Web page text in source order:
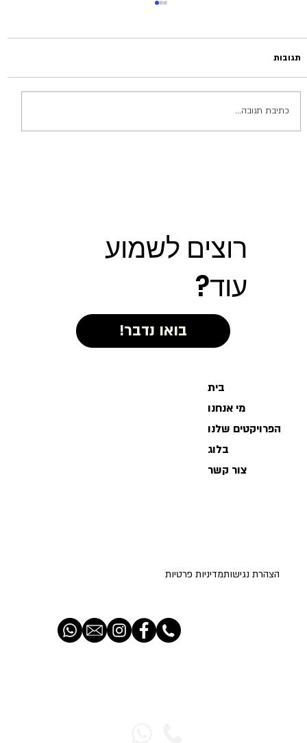
תגובות
כתיבת תגובה...
בית
מי אנחנו
הפרויקטים שלנו
בלוג
צור קשר
מדיניות פרטיותהצהרת נגישות
רוצים לשמוע
עוד?